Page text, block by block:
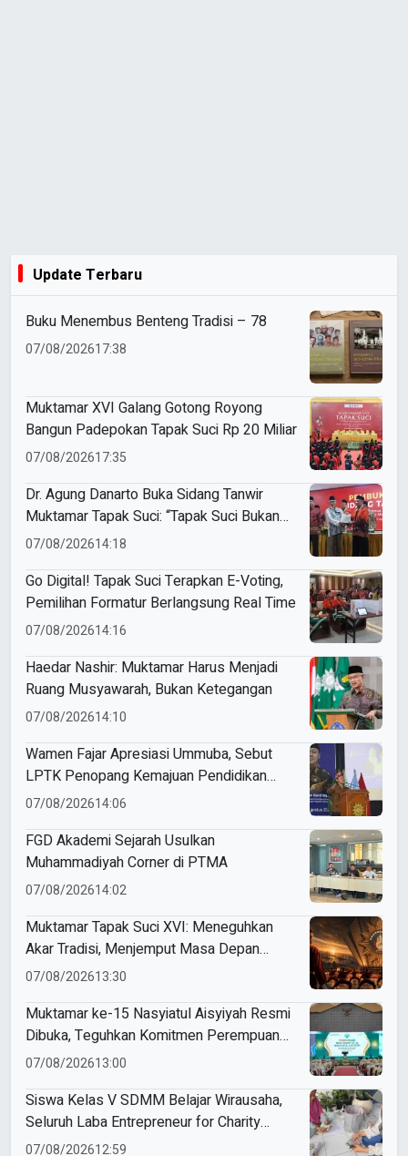
Update Terbaru
Buku Menembus Benteng Tradisi – 78
07/08/202617:38
Muktamar XVI Galang Gotong Royong
Bangun Padepokan Tapak Suci Rp 20 Miliar
07/08/202617:35
Dr. Agung Danarto Buka Sidang Tanwir
Muktamar Tapak Suci: “Tapak Suci Bukan
Organisasi Ko Ping Ho dan Dracin”
07/08/202614:18
Go Digital! Tapak Suci Terapkan E-Voting,
Pemilihan Formatur Berlangsung Real Time
07/08/202614:16
Haedar Nashir: Muktamar Harus Menjadi
Ruang Musyawarah, Bukan Ketegangan
07/08/202614:10
Wamen Fajar Apresiasi Ummuba, Sebut
LPTK Penopang Kemajuan Pendidikan
Indonesia
07/08/202614:06
FGD Akademi Sejarah Usulkan
Muhammadiyah Corner di PTMA
07/08/202614:02
Muktamar Tapak Suci XVI: Meneguhkan
Akar Tradisi, Menjemput Masa Depan
Mendunia
07/08/202613:30
Muktamar ke-15 Nasyiatul Aisyiyah Resmi
Dibuka, Teguhkan Komitmen Perempuan
Muda Berkemajuan
07/08/202613:00
Siswa Kelas V SDMM Belajar Wirausaha,
Seluruh Laba Entrepreneur for Charity
Didonasikan
07/08/202612:59